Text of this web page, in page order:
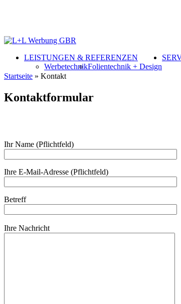
content
Menu
LEISTUNGEN & REFERENZEN
WerbetechnikFolientechnik + DesignClose
Startseite » Kontakt
Kontaktformular
Ihr Name (Pflichtfeld)
Ihre E-Mail-Adresse (Pflichtfeld)
Betreff
Ihre Nachricht